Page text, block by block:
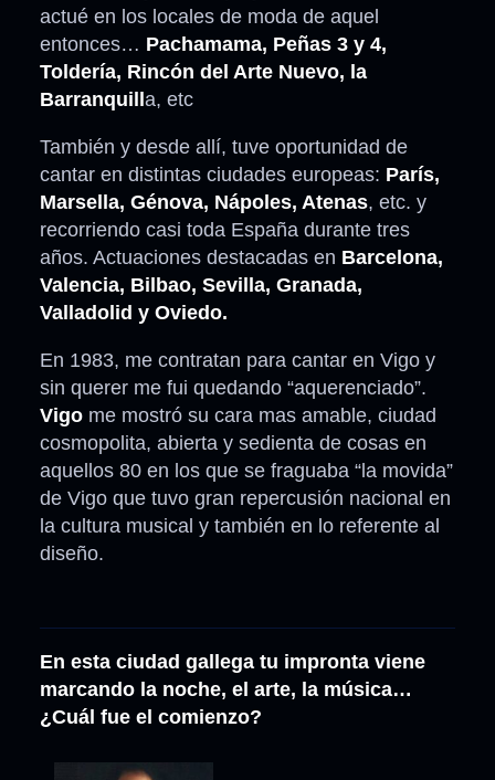
actué en los locales de moda de aquel
entonces… Pachamama, Peñas 3 y 4,
Toldería, Rincón del Arte Nuevo, la
Barranquill a, etc
También y desde allí, tuve oportunidad de
cantar en distintas ciudades europeas: París,
Marsella, Génova, Nápoles, Atenas, etc. y
recorriendo casi toda España durante tres
años. Actuaciones destacadas en Barcelona,
Valencia, Bilbao, Sevilla, Granada,
Valladolid y Oviedo.
En 1983, me contratan para cantar en Vigo y
sin querer me fui quedando “aquerenciado”.
Vigo me mostró su cara mas amable, ciudad
cosmopolita, abierta y sedienta de cosas en
aquellos 80 en los que se fraguaba “la movida”
de Vigo que tuvo gran repercusión nacional en
la cultura musical y también en lo referente al
diseño.
En esta ciudad gallega tu impronta viene
marcando la noche, el arte, la música…
¿Cuál fue el comienzo?